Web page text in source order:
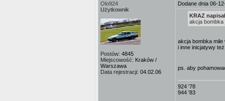
Olo924
Użytkownik
Postów: 4845
Miejscowość: Kraków /
Warszawa
Data rejestracji: 04.02.06
Dodane dnia 06-
KRAZ
akcja bombka
akcja bombka mile
i inne inicjatywy też
ps. aby
924 '78
944 '83